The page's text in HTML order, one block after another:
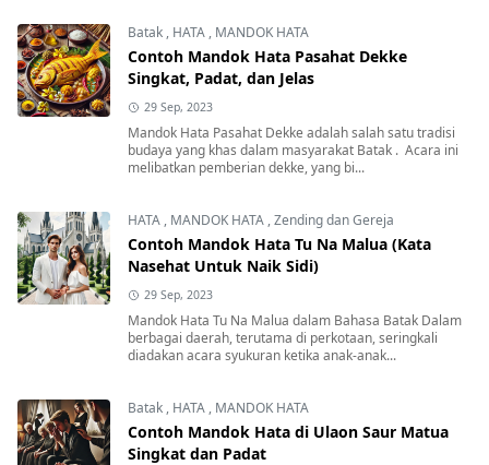
Batak , HATA , MANDOK HATA
Contoh Mandok Hata Pasahat Dekke
Singkat, Padat, dan Jelas
29 Sep, 2023
Mandok Hata Pasahat Dekke adalah salah satu tradisi
budaya yang khas dalam masyarakat Batak . Acara ini
melibatkan pemberian dekke, yang bi...
HATA , MANDOK HATA ,Zending dan Gereja
Contoh Mandok Hata Tu Na Malua (Kata
Nasehat Untuk Naik Sidi)
29 Sep, 2023
Mandok Hata Tu Na Malua dalam Bahasa Batak Dalam
berbagai daerah, terutama di perkotaan, seringkali
diadakan acara syukuran ketika anak-anak...
Batak , HATA , MANDOK HATA
Contoh Mandok Hata di Ulaon Saur Matua
Singkat dan Padat